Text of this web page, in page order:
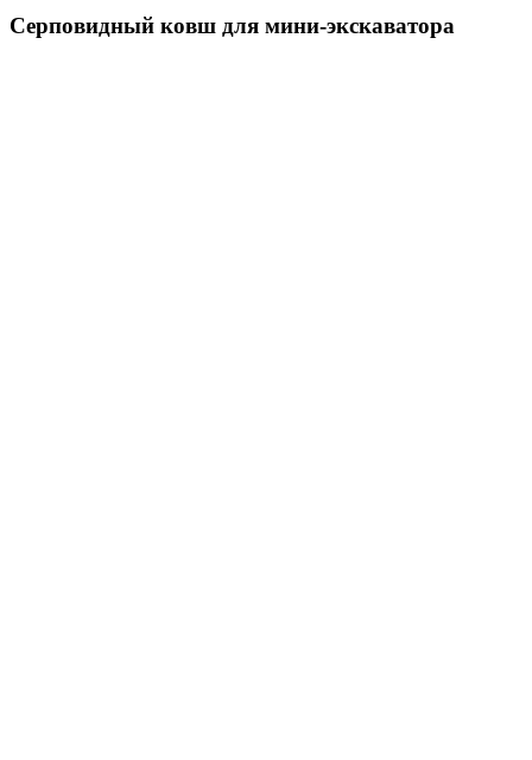
Серповидный ковш для мини-экскаватора